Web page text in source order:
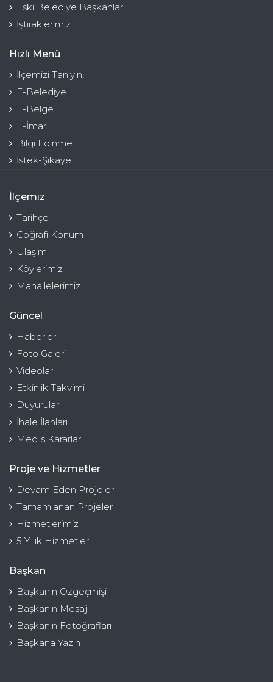
Eski Belediye Başkanları
İştiraklerimiz
Hızlı Menü
İlçemizi Tanıyın!
E-Belediye
E-Belge
E-İmar
Bilgi Edinme
İstek-Şikayet
İlçemiz
Tarihçe
Coğrafi Konum
Ulaşım
Köylerimiz
Mahallelerimiz
Güncel
Haberler
Foto Galeri
Videolar
Etkinlik Takvimi
Duyurular
İhale İlanları
Meclis Kararları
Proje ve Hizmetler
Devam Eden Projeler
Tamamlanan Projeler
Hizmetlerimiz
5 Yıllık Hizmetler
Başkan
Başkanın Özgeçmişi
Başkanın Mesajı
Başkanın Fotoğrafları
Başkana Yazın